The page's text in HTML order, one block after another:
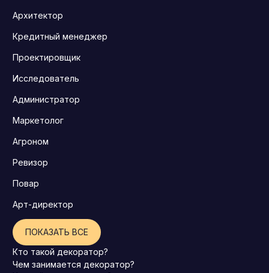
Архитектор
Кредитный менеджер
Проектировщик
Исследователь
Администратор
Маркетолог
Агроном
Ревизор
Повар
Арт-директор
ПОКАЗАТЬ ВСЕ
Кто такой декоратор?
Чем занимается декоратор?